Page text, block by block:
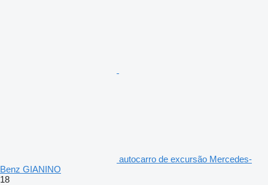
autocarro de excursão Mercedes-
Benz GIANINO
18